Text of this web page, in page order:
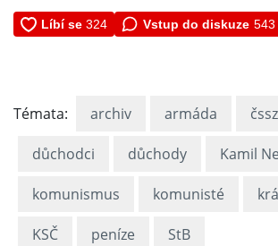
Vstup do diskuze 543
Témata: archiv armáda čssz
důchodci důchody Kamil
komunismus komunisté
KSČ peníze StB